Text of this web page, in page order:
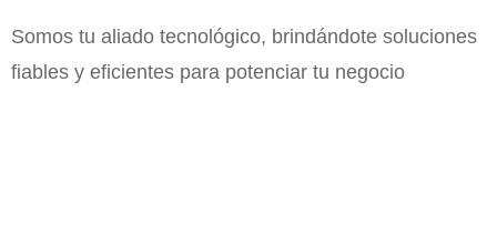
Somos tu aliado tecnológico, brindándote soluciones
fiables y eficientes para potenciar tu negocio